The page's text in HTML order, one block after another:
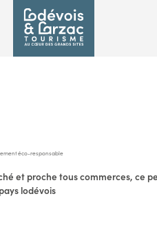
éco-responsable
et proche tous commerces, ce
lodévois